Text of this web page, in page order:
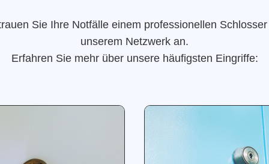
Sie Ihre Notfälle einem professionellen
unserem Netzwerk an.
Erfahren Sie mehr über unsere häufigsten Eingriffe: